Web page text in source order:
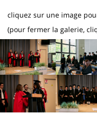
content
Contenu
de
la
page
principale
cliquez sur une image
(pour fermer la galerie,